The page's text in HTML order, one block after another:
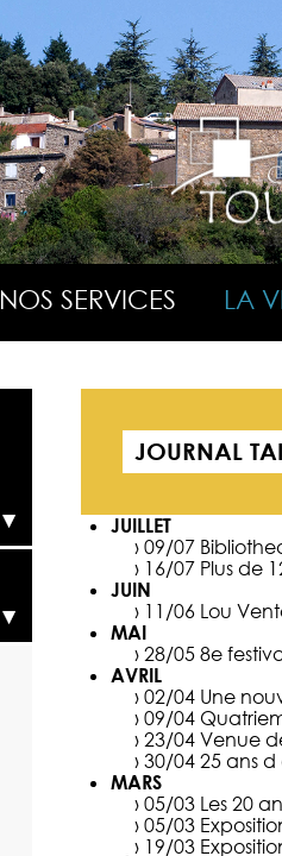
NOS SERVICES LA
JOURNAL
JUILLET
› 09/07
› 16/07 Plus de
JUIN
› 11/06 Lou
MAI
› 28/05 8e
AVRIL
› 02/04 Une
› 09/04
› 23/04 Venue
› 30/04 25 ans
MARS
› 05/03 Les 20
› 05/03
› 19/03